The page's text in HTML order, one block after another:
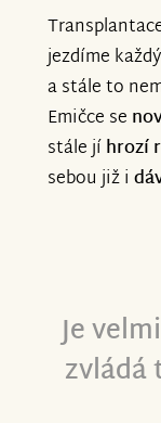
jezdíme
a stále to
Emičce se
stále jíhrozí
sebou již i
Je
zvládá